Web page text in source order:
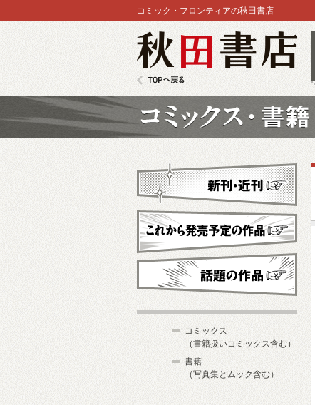
コミック・フロンティアの秋田書店
新刊・近刊
これから発売予定
コミックス
（書籍扱いコミックス含む）
書籍
（写真集とムック含む）